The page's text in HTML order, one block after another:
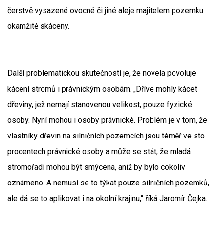
čerstvě vysazené ovocné či jiné aleje majitelem pozemku
okamžitě skáceny.
Další problematickou skutečností je, že novela povoluje
kácení stromů i právnickým osobám. „Dříve mohly kácet
dřeviny, jež nemají stanovenou velikost, pouze fyzické
osoby. Nyní mohou i osoby právnické. Problém je v tom, že
vlastníky dřevin na silničních pozemcích jsou téměř ve sto
procentech právnické osoby a může se stát, že mladá
stromořadí mohou být smýcena, aniž by bylo cokoliv
oznámeno. A nemusí se to týkat pouze silničních pozemků,
ale dá se to aplikovat i na okolní krajinu,“ říká Jaromír Čejka.